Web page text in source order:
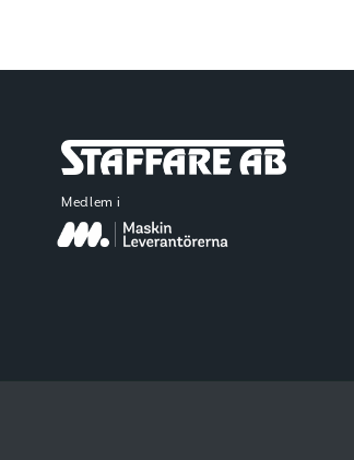
Staffare AB
Medlem i